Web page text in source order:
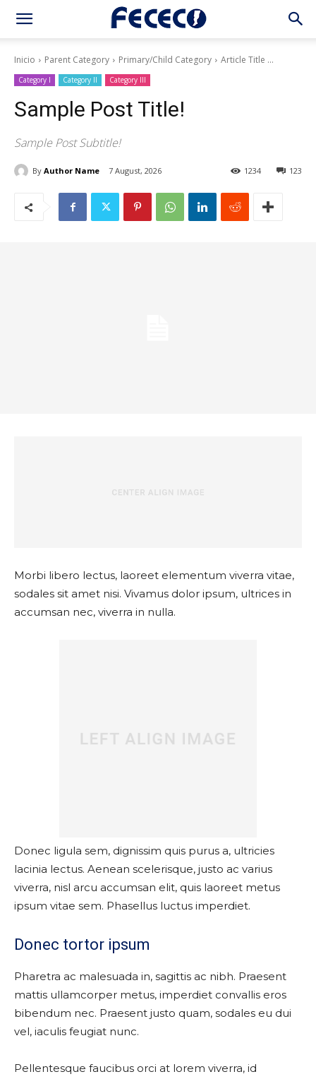
Inicio Parent Category Primary/Child Category Article Title ...
Category I Category II Category III
Sample Post Title!
Sample Post Subtitle!
By Author Name 7 August, 2026 123
1234
Morbi libero lectus, laoreet elementum viverra vitae,
sodales sit amet nisi. Vivamus dolor ipsum, ultrices in
accumsan nec, viverra in nulla.
Donec ligula sem, dignissim quis purus a, ultricies
lacinia lectus. Aenean scelerisque, justo ac varius
viverra, nisl arcu accumsan elit, quis laoreet metus
ipsum vitae sem. Phasellus luctus imperdiet.
Donec tortor ipsum
Pharetra ac malesuada in, sagittis ac nibh. Praesent
mattis ullamcorper metus, imperdiet convallis eros
bibendum nec. Praesent justo quam, sodales eu dui
vel, iaculis feugiat nunc.
Pellentesque faucibus orci at lorem viverra, id